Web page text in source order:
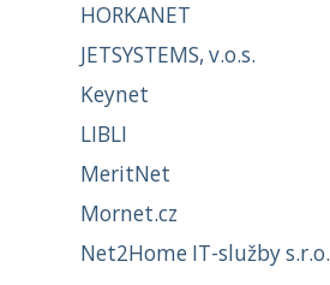
HORKANET
JETSYSTEMS, v.o.s.
Keynet
LIBLI
MeritNet
Mornet.cz
Net2Home IT-služby s.r.o.